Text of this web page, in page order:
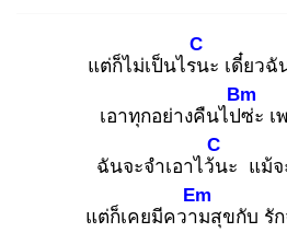
แต่ก็ไม่เป็นไรน
C
ะ เดี๋ยว
เอาทุกอย่างคืนไปซ่
Bm
ะ เ
ฉันจะจำเอาไว้น
C
ะ แม้จ
แต่ก็เคยมีความ
Em
สุขกับ รัก